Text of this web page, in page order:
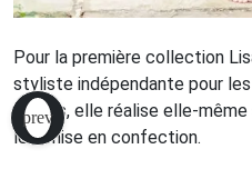
Pour la première collection
styliste indépendante pour
Depuis, elle réalise elle-même
leur mise en confection.